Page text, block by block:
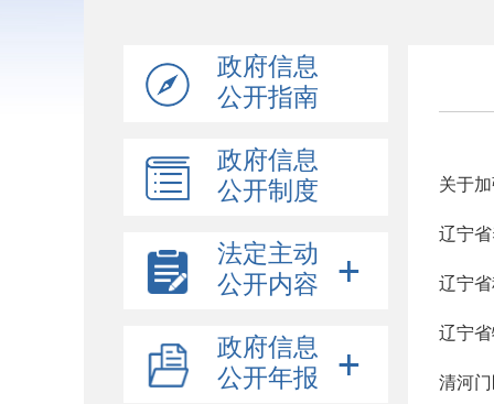
政府信息
公开指南
政府信息
公开制度
法定主动
公开内容
政府信息
公开年报
关于
辽宁
辽宁
辽宁
清河